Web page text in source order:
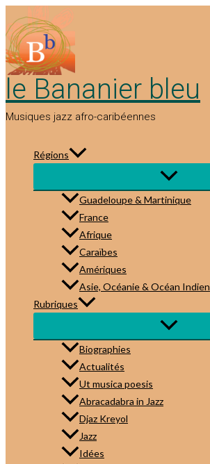
au
contenu
le Bananier bleu
Musiques jazz afro-caribéennes
Régions
Guadeloupe & Martinique
France
Afrique
Caraïbes
Amériques
Asie, Océanie & Océan Indien
Rubriques
Biographies
Actualités
Ut musica poesis
Abracadabra in Jazz
Djaz Kreyol
Jazz
Idées